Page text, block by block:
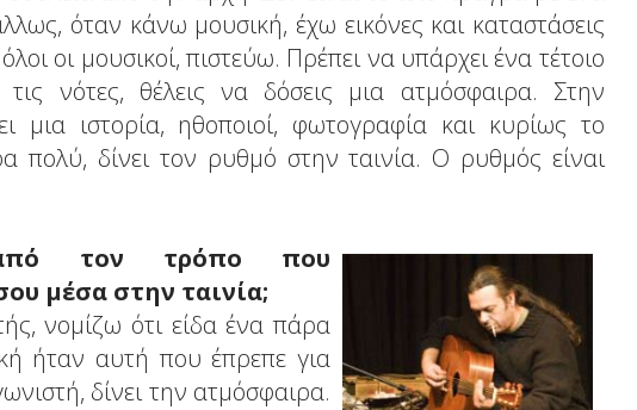
όταν κάνω μουσική, έχω εικόνες και καταστάσεις
οι μουσικοί, πιστεύω. Πρέπει να υπάρχει ένα τέτοιο
νότες, θέλεις να δόσεις μια ατμόσφαιρα. Στην
μια ιστορία, ηθοποιοί, φωτογραφία και κυρίως το
πολύ, δίνει τον ρυθμό στην ταινία. Ο ρυθμός είναι
από τον τρόπο που
μέσα στην ταινία;
νομίζω ότι είδα ένα πάρα
ήταν αυτή που έπρεπε για
δίνει την ατμόσφαιρα.